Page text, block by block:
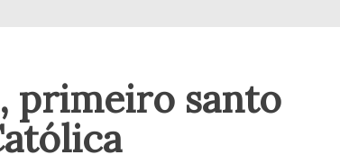
primeiro santo